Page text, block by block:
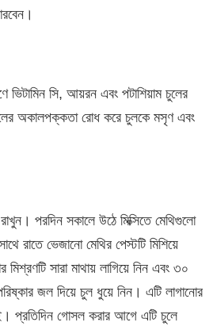
ভিটামিন সি, আয়রন এবং পটাশিয়াম চুলের
অকালপক্কতা রোধ করে চুলকে মসৃণ এবং
পরদিন সকালে উঠে মিক্সিতে মেথিগুলো
রাতে ভেজানো মেথির পেস্টটি মিশিয়ে
সারা মাথায় লাগিয়ে নিন এবং ৩০
জল দিয়ে চুল ধুয়ে নিন। এটি লাগানোর
প্রতিদিন গোসল করার আগে এটি চুলে